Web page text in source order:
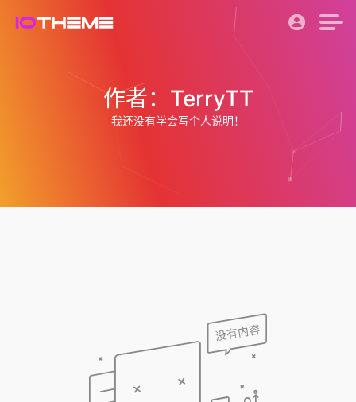
作者：TerryTT
我还没有学会写个人说明！